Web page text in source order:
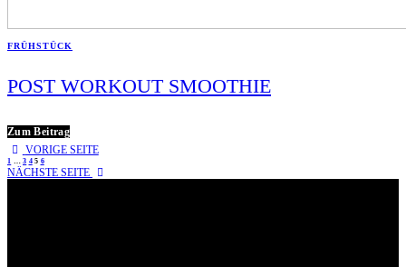
FRÜHSTÜCK
POST WORKOUT SMOOTHIE
Zum Beitrag
VORIGE SEITE
1 … 3 4 5 6
NÄCHSTE SEITE